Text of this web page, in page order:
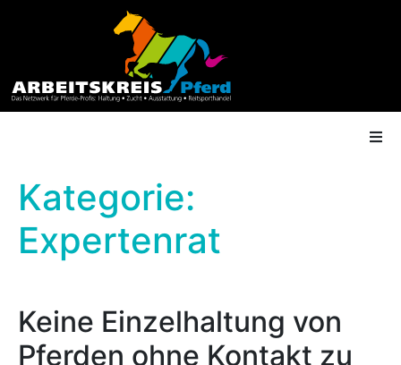
AK Mitgliedschaft
Shop
Kategorie:
Expertenrat
Keine Einzelhaltung von
Pferden ohne Kontakt zu